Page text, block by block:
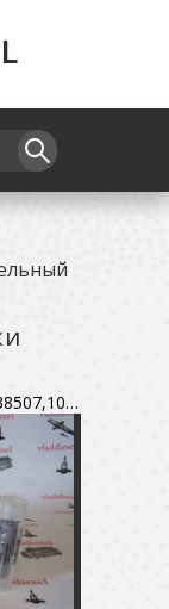
105025-0040,DLLA160SM004,ME738507,105019-0340,ME738456,9432611141